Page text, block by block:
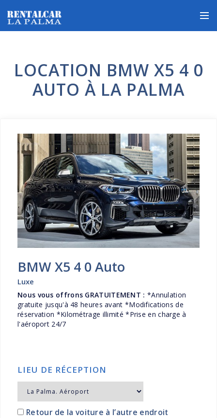
LOCATION BMW X5 4 0
AUTO À LA PALMA
BMW X5 4 0 Auto
Luxe
Nous vous offrons GRATUITEMENT : *Annulation
gratuite jusqu'à 48 heures avant *Modifications de
réservation *Kilométrage illimité *Prise en charge à
l'aéroport 24/7
LIEU DE RÉCEPTION
Retour de la voiture à l’autre endroit